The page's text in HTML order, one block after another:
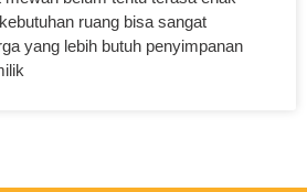
ruang bisa sangat
yang lebih butuh penyimpanan